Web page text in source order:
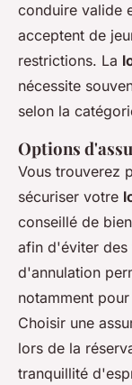
conduire valide
acceptent de
restrictions. La
nécessite
selon la
Options
Vous trouverez
sécuriser votre
conseillé de
afin d'éviter des
d'annulation
notamment
Choisir une
lors de la
tranquillité